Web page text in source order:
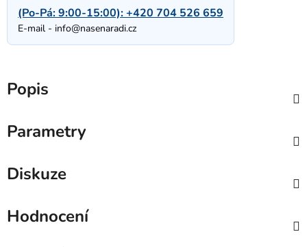
(Po-Pá: 9:00-15:00):+420 704 526 659
E-mail - info@nasenaradi.cz
Popis
Parametry
Diskuze
Hodnocení